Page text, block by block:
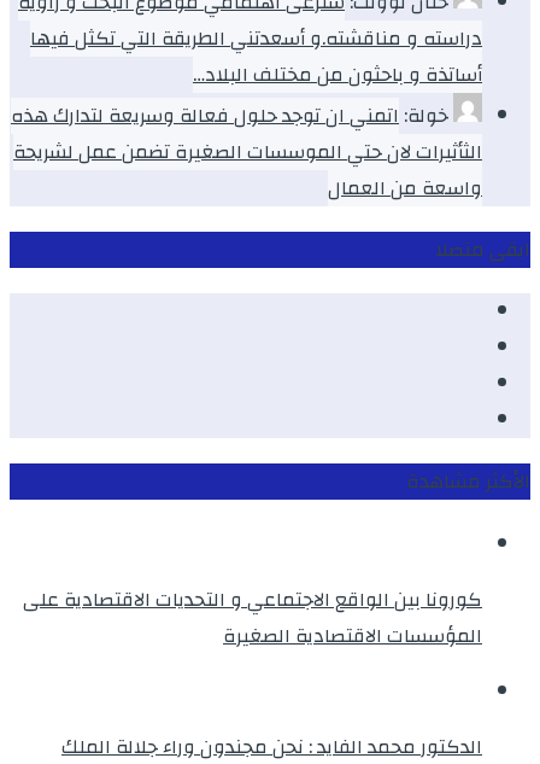
دراسته و مناقشته.و أسعدتني الطريقة التي تكثل فيها
أساتذة و باحثون من مختلف البلاد…
خولة:اتمني ان توجد حلول فعالة وسريعة لتدارك هذه
الثأثيرات لان حتي الموسسات الصغيرة تضمن عمل لشريحة
واسعة من العمال
ابقى متصلا
الأكثر مشاهدة
كورونا بين الواقع الاجتماعي و التحديات الاقتصادية على
المؤسسات الاقتصادية الصغيرة
الدكتور محمد الفايد : نحن مجندون وراء جلالة الملك